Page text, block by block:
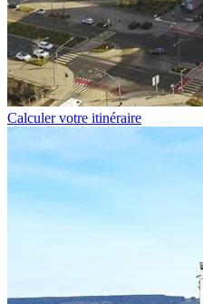
Calculer votre itinéraire